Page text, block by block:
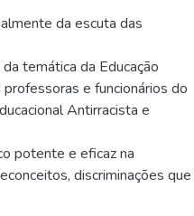
da escuta das
temática da Educação
e funcionários do
Antirracista e
potente e eficaz na
discriminações que